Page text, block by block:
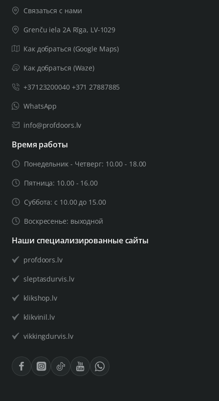
Связаться с нами
Grenču iela 2A Rīga, LV-1029
Как добраться (Google Maps)
Как добраться (Waze)
+37123200040 +371 27887885
WhatsApp
info@profdoors.lv
Время работы
Понедельник - Четверг: 10.00 - 18.00
Пятница: 10.00 - 16.00
Суббота: с 10.00 до 15.00
Воскресенье: выходной
Наши специализированные сайты
profdoors.lv
sleptasdurvis.lv
klikshop.lv
klikvinil.lv
vikkingdurvis.lv